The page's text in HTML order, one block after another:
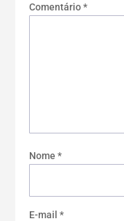
Comentário*
Nome*
E-mail*